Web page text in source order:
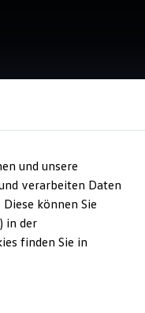
Service
Becher
4.4| 82 Bewertungen
und unsere
verarbeiten Daten
können Sie
in der
finden Sie in